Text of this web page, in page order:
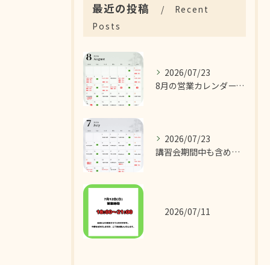
最近の投稿
Recent
Posts
2026/07/23
8月の営業カレンダーです！
2026/07/23
講習会期間中も含めた7月の営業カレンダーです！
2026/07/11